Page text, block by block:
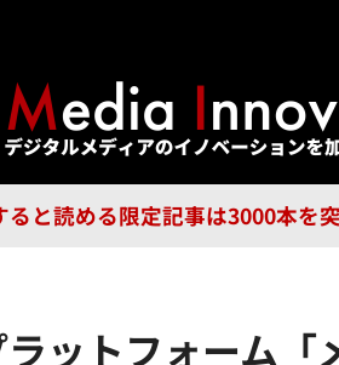
と読める限定記事は3000本を
広告 企業 特集
ットフォーム「